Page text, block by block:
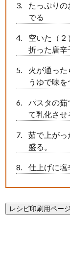
たっぷり
でる
空いた（
折った唐辛
火が通った
うゆで味を
パスタの茹
て乳化させ
茹で上がっ
盛る。
仕上げに塩